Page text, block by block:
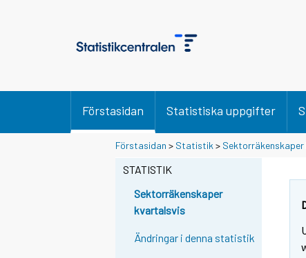
Förstasidan Statistiska uppgifter
Förstasidan > Statistik >
STATISTIK
Sektorräkenskaper
kvartalsvis
Ändringar i denna statistik